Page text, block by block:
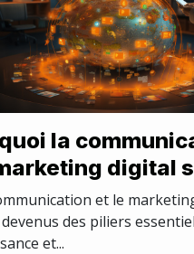
la
digital
pour une
?
et le
des piliers
et...